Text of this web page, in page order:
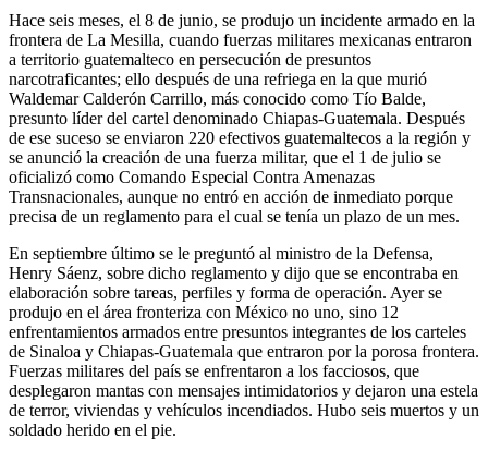
Hace seis meses, el 8 de junio, se produjo un incidente armado en la
frontera de La Mesilla, cuando fuerzas militares mexicanas entraron
a territorio guatemalteco en persecución de presuntos
narcotraficantes; ello después de una refriega en la que murió
Waldemar Calderón Carrillo, más conocido como Tío Balde,
presunto líder del cartel denominado Chiapas-Guatemala. Después
de ese suceso se enviaron 220 efectivos guatemaltecos a la región y
se anunció la creación de una fuerza militar, que el 1 de julio se
oficializó como Comando Especial Contra Amenazas
Transnacionales, aunque no entró en acción de inmediato porque
precisa de un reglamento para el cual se tenía un plazo de un mes.
En septiembre último se le preguntó al ministro de la Defensa,
Henry Sáenz, sobre dicho reglamento y dijo que se encontraba en
elaboración sobre tareas, perfiles y forma de operación. Ayer se
produjo en el área fronteriza con México no uno, sino 12
enfrentamientos armados entre presuntos integrantes de los carteles
de Sinaloa y Chiapas-Guatemala que entraron por la porosa frontera.
Fuerzas militares del país se enfrentaron a los facciosos, que
desplegaron mantas con mensajes intimidatorios y dejaron una estela
de terror, viviendas y vehículos incendiados. Hubo seis muertos y un
soldado herido en el pie.